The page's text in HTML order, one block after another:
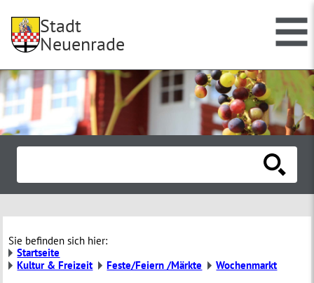
Stadt
Neuenrade
Sie befinden sich hier:
Startseite
Kultur & Freizeit
Feste/Feiern /Märkte Wochenmarkt